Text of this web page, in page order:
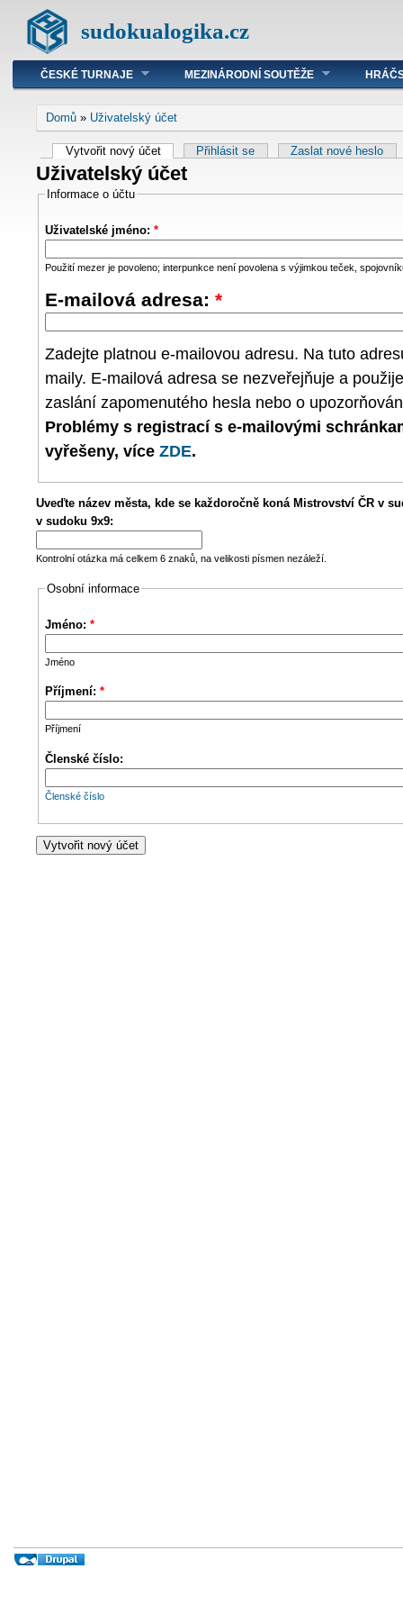
sudokualogika.cz
ČESKÉ TURNAJE MEZINÁRODNÍ SOUTĚŽE
Domů » Uživatelský účet
Vytvořit nový účet Přihlásit se Zaslat nové heslo
Uživatelský účet
Informace o účtu
Uživatelské jméno: *
Použití mezer je povoleno; interpunkce není povolena s výjimkou teček,
E-mailová adresa: *
Zadejte platnou e-mailovou adresu. Na tuto
maily. E-mailová adresa se nezveřejňuje a
zaslání zapomenutého hesla nebo o
Problémy s registrací s e-mailovými
vyřešeny, více ZDE.
Uveďte název města, kde se každoročně koná Mistrovství ČR v
v sudoku 9x9:
Kontrolní otázka má celkem 6 znaků, na velikosti písmen nezáleží.
Osobní informace
Jméno: *
Jméno
Příjmení: *
Příjmení
Členské číslo:
Členské číslo